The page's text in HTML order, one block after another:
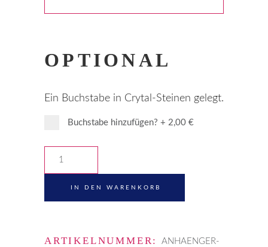
OPTIONAL
Ein Buchstabe in Crytal-Steinen gelegt.
Buchstabe hinzufügen? + 2,00 €
Schlüsselanhänger
IN DEN WARENKORB
ARTIKELNUMMER:ANHAENGER-